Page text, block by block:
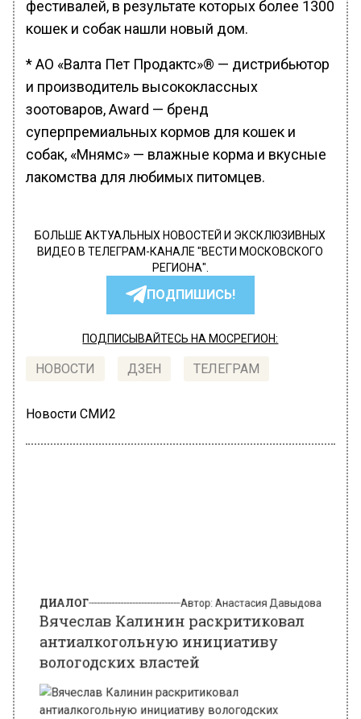
фестивалей, в результате которых более 1300
кошек и собак нашли новый дом.
* АО «Валта Пет Продактс»® — дистрибьютор
и производитель высококлассных
зоотоваров, Award — бренд
суперпремиальных кормов для кошек и
собак, «Мнямс» — влажные корма и вкусные
лакомства для любимых питомцев.
БОЛЬШЕ АКТУАЛЬНЫХ НОВОСТЕЙ И ЭКСКЛЮЗИВНЫХ
ВИДЕО В ТЕЛЕГРАМ-КАНАЛЕ "ВЕСТИ МОСКОВСКОГО
РЕГИОНА".
ПОДПИШИСЬ!
ПОДПИСЫВАЙТЕСЬ НА МОСРЕГИОН:
НОВОСТИ ДЗЕН ТЕЛЕГРАМ
Новости СМИ2